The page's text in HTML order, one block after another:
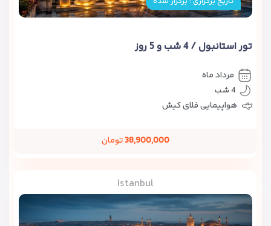
تور استانبول / 4 شب و 5 روز
مرداد ماه
4 شب
هواپیمایی فلای کیش
38,900,000تومان
Istanbul